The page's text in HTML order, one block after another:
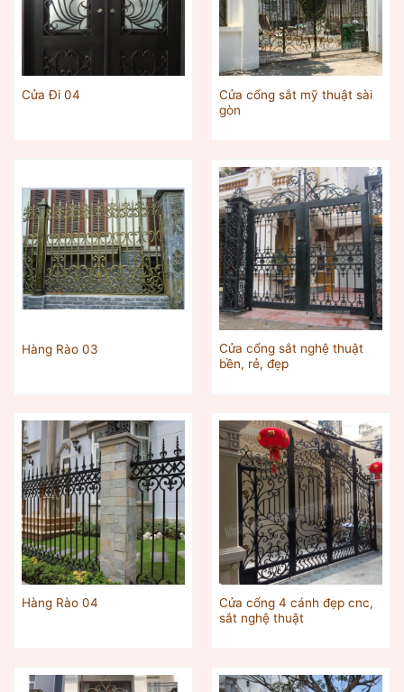
Cửa Đi 04
Cửa cổng sắt mỹ thuật sài
gòn
Hàng Rào 03
Cửa cổng sắt nghệ thuật
bền, rẻ, đẹp
Hàng Rào 04
Cửa cổng 4 cánh đẹp cnc,
sắt nghệ thuật